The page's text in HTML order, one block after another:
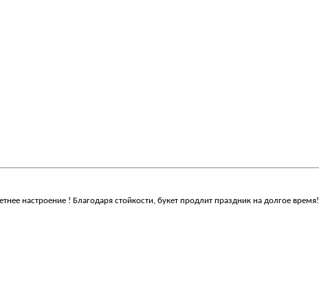
настроение ! Благодаря стойкости, букет продлит праздник на долгое время!